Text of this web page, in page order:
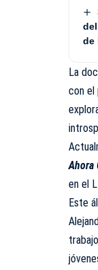
de
La
con el
Ahora
en el
Este